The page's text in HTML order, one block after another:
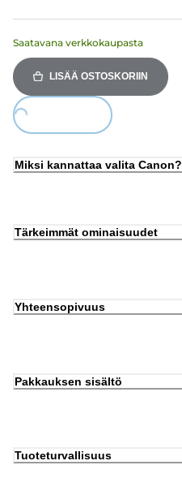
Saatavana verkkokaupasta
LISÄÄ OSTOSKORIIN
Loading...
Miksi kannattaa valita Canon?
Tärkeimmät ominaisuudet
Yhteensopivuus
Pakkauksen sisältö
Tuoteturvallisuus